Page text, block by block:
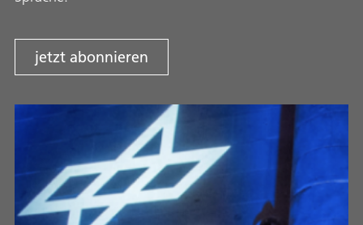
jetzt abonnieren